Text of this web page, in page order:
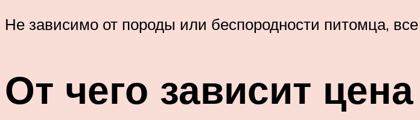
Не зависимо от породы или беспородности питомца,
От чего зависит